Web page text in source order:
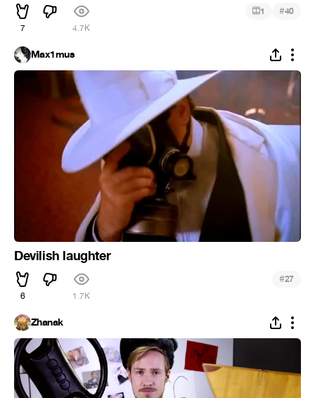
7 4.7K
1 #40
Max1mus
Devilish laughter
6 1.7K
#27
Zhanak